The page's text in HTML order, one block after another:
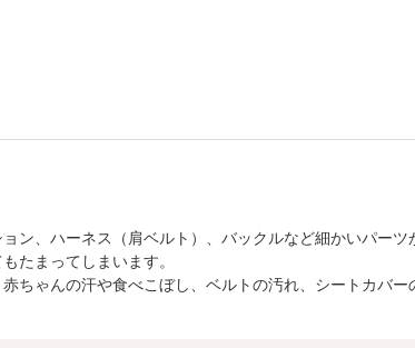
ン、ハーネス（肩ベルト）、バックルなど細かいパーツ
たまってしまいます。
ちゃんの汗や食べこぼし、ベルトの汚れ、シートカバー